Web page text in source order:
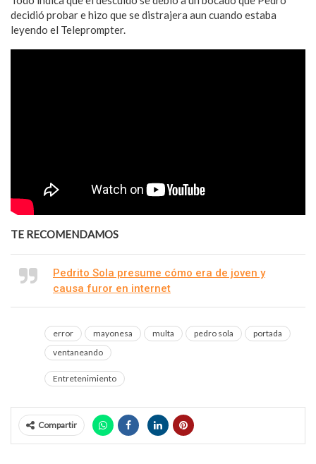
decidió probar e hizo que se distrajera aun cuando estaba
leyendo el Teleprompter.
TE RECOMENDAMOS
Pedrito Sola presume cómo era de joven y
causa furor en internet
error mayonesa multa pedro sola
portada
ventaneando
Entretenimiento
Compartir